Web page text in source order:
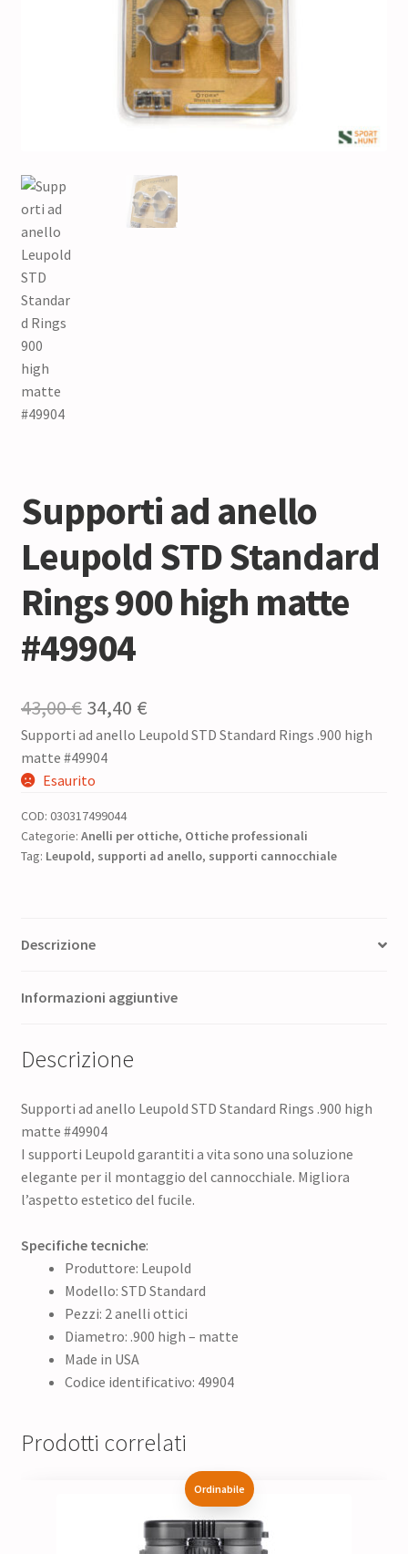
Supporti ad anello
Leupold STD Standard
Rings 900 high matte
#49904
43,00€ Il
prezzo
originale
43,00 €.
34,40 €Il
prezzo
34,40 €.
Supporti ad anello Leupold STD Standard Rings .900 high
matte #49904
Esaurito
COD: 030317499044
Categorie: Anelli per ottiche, Ottiche professionali
Tag: Leupold, supporti ad anello, supporti cannocchiale
Descrizione
Informazioni aggiuntive
Descrizione
Supporti ad anello Leupold STD Standard Rings .900 high
matte #49904
I supporti Leupold garantiti a vita sono una soluzione
elegante per il montaggio del cannocchiale. Migliora
l’aspetto estetico del fucile.
Specifiche tecniche:
Produttore: Leupold
Modello: STD Standard
Pezzi: 2 anelli ottici
Diametro: .900 high – matte
Made in USA
Codice identificativo: 49904
Prodotti correlati
Ordinabile